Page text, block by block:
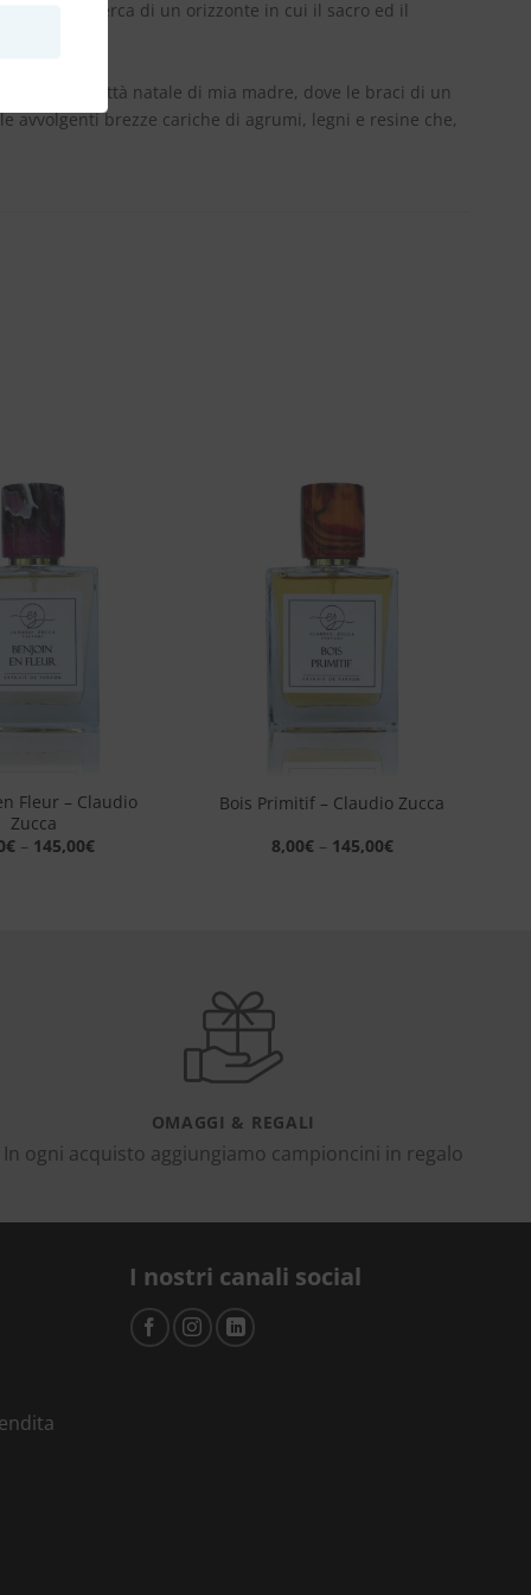
alla ricerca di un orizzonte in cui il sacro ed il
la città natale di mia madre, dove le braci di un
brezze cariche di agrumi, legni e resine che,
Fleur – Claudio
Zucca
€– 145,00€
Bois Primitif – Claudio Zucca
8,00€– 145,00€
OMAGGI & REGALI
In ogni acquisto aggiungiamo campioncini in regalo
I nostri canali social